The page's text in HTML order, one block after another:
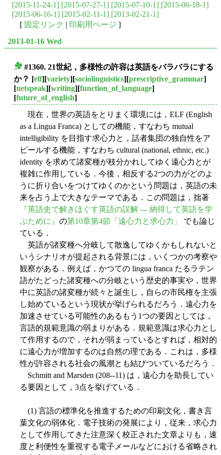
[2015-11-24-1] [2015-07-27-1] [2015-07-10-1] [2015-06-18-1]
[2015-06-16-1] [2015-02-11-1] [2013-02-21-1]
[ 固定リンク | 印刷用ページ ]
2013-01-16 Wed
#1360. 21世紀，多様性の許容は英語をバラバラにする
か？ [elf][variety][sociolinguistics][prescriptive_grammar]
[netspeak][writing][function_of_language]
[future_of_english]
現在，世界の英語をとりまく環境には，ELF (English
as a Lingua Franca) としての機能，すなわち mutual
intelligibility を目指す求心力と，話者集団の独自性をア
ピールする機能，すなわち cultural (national, ethnic, etc.)
identity を求めて諸変種が枝分かれしてゆく遠心力とが
複雑に作用している．今後，相反する2つの力がどのよ
うに折り合いをつけてゆくのかという問題は，英語の未
来を占う上で大きなテーマである．この問題は，拙著
『英語史で解きほぐす英語の誤解 --- 納得して英語を学
ぶために』 の第10章第4節「遠心力と求心力」
でも論じ
ている．
英語が諸変種へ分岐して散逸してゆくかもしれないと
いうシナリオが提起される背景には，いくつかの考察や
観察がある．例えば，かつての lingua franca たるラテン
語がたどった諸変種への分岐という歴史的事実や，世界
中に英語の諸変種が続々と誕生し，自らの市民権を主張
し始めているという現状が挙げられるだろう．遠心力を
加速させている可能性のあるもう1つの要因としては，
言語的規範意識の弱まりがある．規範意識は求心力とし
て作用するので，それが弱まっているとすれば，相対的
に遠心力が増加するのは自然の理である．これは，多様
性が許容される社会の風潮とも結びついているだろう．
Schmitt and Marsden (208--11) は，遠心力を助長してい
る要因として，3点を挙げている．
(1) 言語の標準化を推進するための印刷文化，書き言
葉文化の弱体化．電子技術の発展により，従来，求心力
として作用してきた注意深く校正された文章よりも，速
度と利便性を重視する電子メールなどにおける省略され